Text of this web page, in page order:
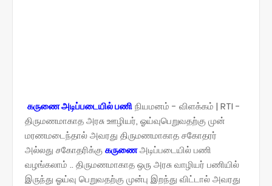
கருணை அடிப்படையில் பணிநியமனம் - விளக்கம் | RTI -
திருமணமாகாத அரசு ஊழியர், ஓய்வுபெறுவதற்கு முன்
மரணமடைந்தால் அவரது திருமணமாகாத சகோதரர்
அல்லது சகோதரிக்குகருணைஅடிப்படையில் பணி
வழங்கலாம் .. திருமணமாகாத ஒரு அரசு வாழியர் பணியில்
இருந்து ஓய்வு பெறுவதற்கு முன்பு இறந்து விட்டால் அவரது